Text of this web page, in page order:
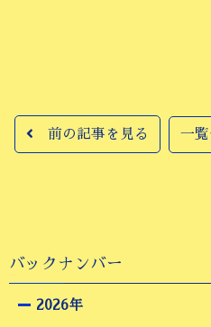
前の記事を見る 一覧
バックナンバー
2026年